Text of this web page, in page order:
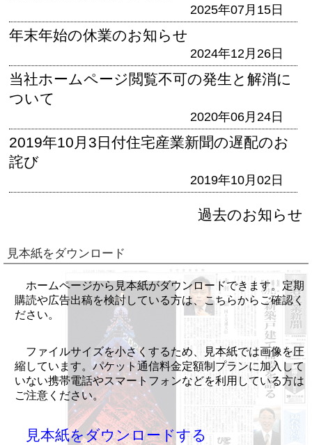
2025年07月15日
年末年始の休業のお知らせ
2024年12月26日
当社ホームページ閲覧不可の発生と解消に
ついて
2020年06月24日
2019年10月3日付住宅産業新聞の遅配のお
詫び
2019年10月02日
過去のお知らせ
見本紙をダウンロード
ホームページから見本紙がダウンロードできます。定期
購読や広告出稿を検討している方は、こちらからご確認く
ださい。
ファイルサイズを小さくするため、見本紙では画像を圧
縮しています。パケット通信料金定額制プランに加入して
いない携帯電話やスマートフォンなどを利用している方は
ご注意ください。
見本紙をダウンロードする